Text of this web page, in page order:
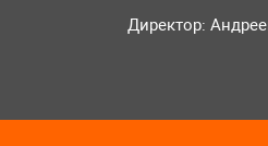
Директор: